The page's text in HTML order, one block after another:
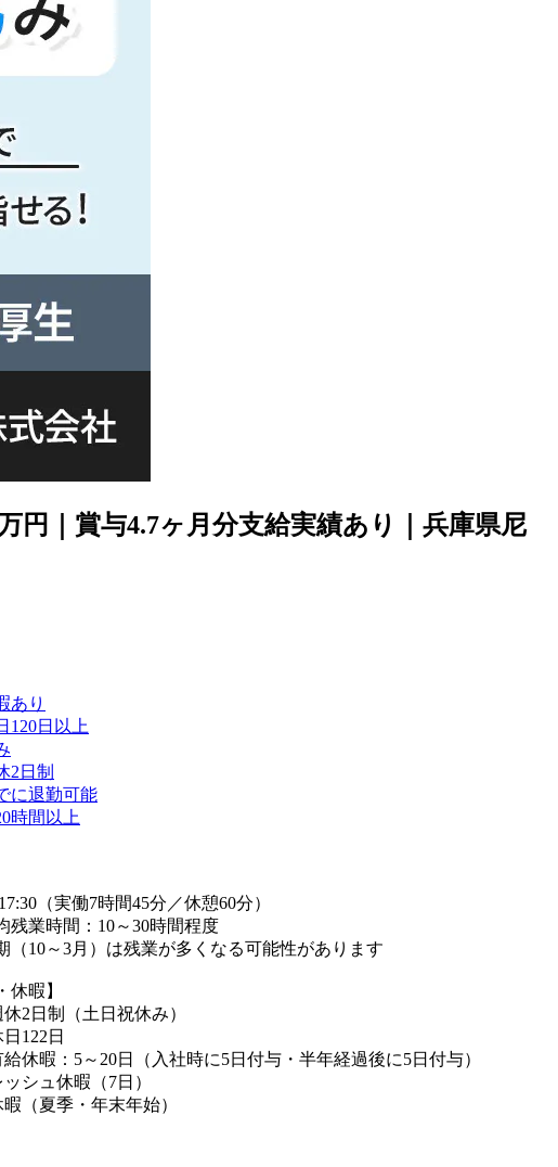
円｜賞与4.7ヶ月分支給実績あり｜兵庫県尼
あり
120日以上
2日制
に退勤可能
時間以上
（実働7時間45分／休憩60分）
業時間：10～30時間程度
（10～3月）は残業が多くなる可能性があります
休暇】
2日制（土日祝休み）
122日
休暇：5～20日（入社時に5日付与・半年経過後に5日付与）
シュ休暇（7日）
（夏季・年末年始）